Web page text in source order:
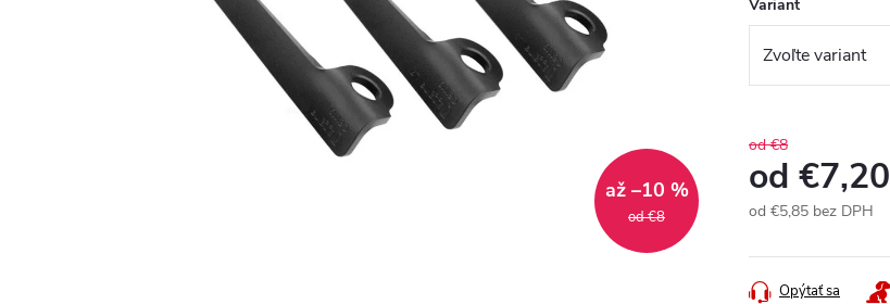
od €8
až –10 %
Variant
od €8
od €7,20
od €5,85 bez DPH
cena:
Opýtať sa